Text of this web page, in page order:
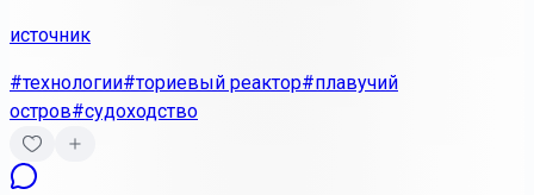
источник
#технологии#ториевый реактор#плавучий
остров#судоходство